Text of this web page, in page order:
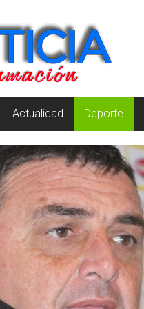
Actualidad Deporte